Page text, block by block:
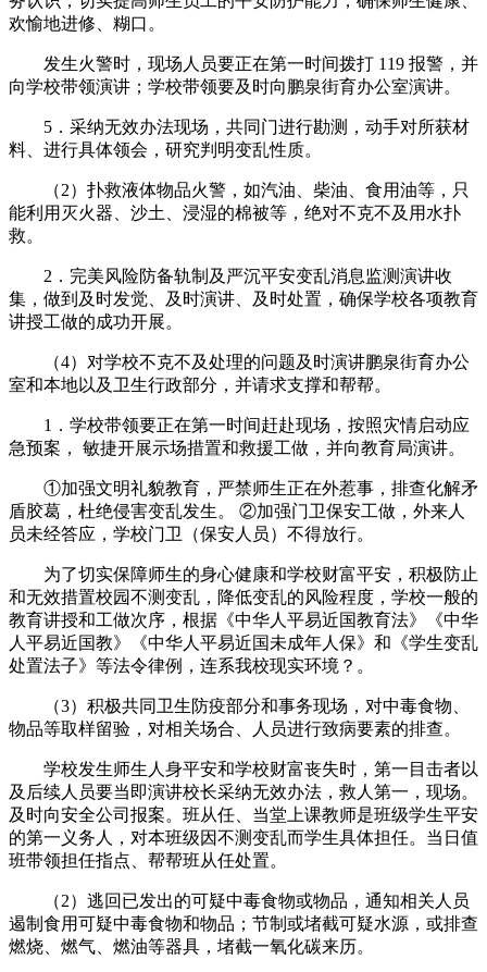
欢愉地进修、糊口。
发生火警时，现场人员要正在第一时间拨打 119 报警，并
向学校带领演讲；学校带领要及时向鹏泉街育办公室演讲。
5．采纳无效办法现场，共同门进行勘测，动手对所获材
料、进行具体领会，研究判明变乱性质。
（2）扑救液体物品火警，如汽油、柴油、食用油等，只
能利用灭火器、沙土、浸湿的棉被等，绝对不克不及用水扑
救。
2．完美风险防备轨制及严沉平安变乱消息监测演讲收
集，做到及时发觉、及时演讲、及时处置，确保学校各项教育
讲授工做的成功开展。
（4）对学校不克不及处理的问题及时演讲鹏泉街育办公
室和本地以及卫生行政部分，并请求支撑和帮帮。
1．学校带领要正在第一时间赶赴现场，按照灾情启动应
急预案， 敏捷开展示场措置和救援工做，并向教育局演讲。
①加强文明礼貌教育，严禁师生正在外惹事，排查化解矛
盾胶葛，杜绝侵害变乱发生。 ②加强门卫保安工做，外来人
员未经答应，学校门卫（保安人员）不得放行。
为了切实保障师生的身心健康和学校财富平安，积极防止
和无效措置校园不测变乱，降低变乱的风险程度，学校一般的
教育讲授和工做次序，根据《中华人平易近国教育法》《中华
人平易近国教》《中华人平易近国未成年人保》和《学生变乱
处置法子》等法令律例，连系我校现实环境？。
（3）积极共同卫生防疫部分和事务现场，对中毒食物、
物品等取样留验，对相关场合、人员进行致病要素的排查。
学校发生师生人身平安和学校财富丧失时，第一目击者以
及后续人员要当即演讲校长采纳无效办法，救人第一，现场。
及时向安全公司报案。班从任、当堂上课教师是班级学生平安
的第一义务人，对本班级因不测变乱而学生具体担任。当日值
班带领担任指点、帮帮班从任处置。
（2）逃回已发出的可疑中毒食物或物品，通知相关人员
遏制食用可疑中毒食物和物品；节制或堵截可疑水源，或排查
燃烧、燃气、燃油等器具，堵截一氧化碳来历。